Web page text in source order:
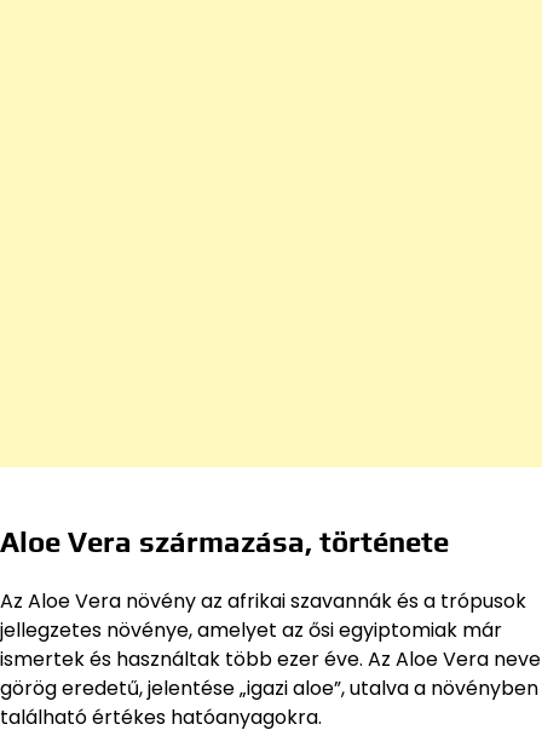
Aloe Vera származása, története
Az Aloe Vera növény az afrikai szavannák és a trópusok
jellegzetes növénye, amelyet az ősi egyiptomiak már
ismertek és használtak több ezer éve. Az Aloe Vera neve
görög eredetű, jelentése „igazi aloe”, utalva a növényben
található értékes hatóanyagokra.